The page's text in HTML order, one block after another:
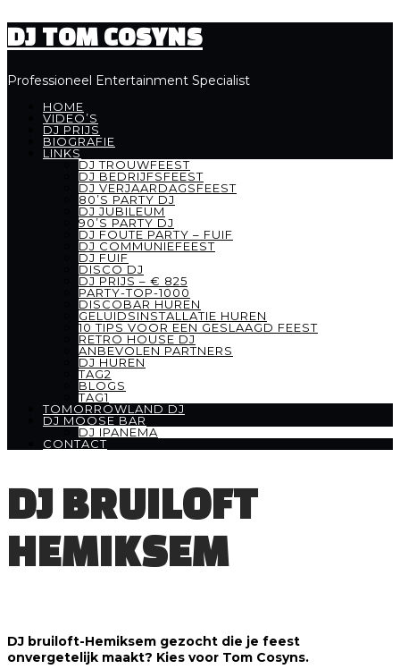
DJ TOM COSYNS
Professioneel Entertainment Specialist
HOME
VIDEO’S
DJ PRIJS
BIOGRAFIE
LINKS
DJ TROUWFEEST
DJ BEDRIJFSFEEST
DJ VERJAARDAGSFEEST
80’S PARTY DJ
DJ JUBILEUM
90’S PARTY DJ
DJ FOUTE PARTY – FUIF
DJ COMMUNIEFEEST
DJ FUIF
DISCO DJ
DJ PRIJS – € 825
PARTY-TOP-1000
DISCOBAR HUREN
GELUIDSINSTALLATIE HUREN
10 TIPS VOOR EEN GESLAAGD FEEST
RETRO HOUSE DJ
ANBEVOLEN PARTNERS
DJ HUREN
TAG2
BLOGS
TAG1
TOMORROWLAND DJ
DJ MOOSE BAR
DJ IPANEMA
CONTACT
DJ BRUILOFT
HEMIKSEM
DJ bruiloft-Hemiksem gezocht die je feest
onvergetelijk maakt? Kies voor Tom Cosyns.